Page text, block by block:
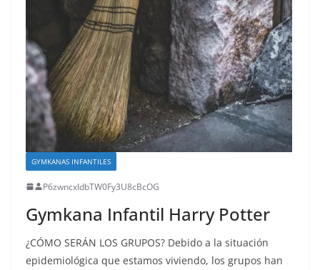
GYMKANAS INFANTILES
P6zwncxIdbTW0Fy3U8cBcOG
Gymkana Infantil Harry Potter
¿CÓMO SERÁN LOS GRUPOS? Debido a la situación
epidemiológica que estamos viviendo, los grupos han